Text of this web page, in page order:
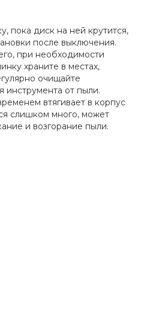
пока диск на ней крутится,
после выключения.
при необходимости
храните в местах,
очищайте
инструмента от пыли.
втягивает в корпус
слишком много, может
и возгорание пыли.